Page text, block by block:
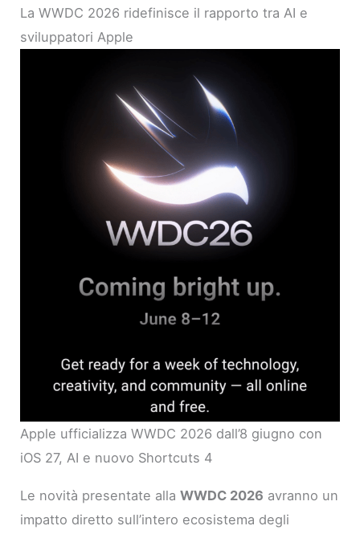
La WWDC 2026 ridefinisce il rapporto tra AI e
sviluppatori Apple
Apple ufficializza WWDC 2026 dall’8 giugno con
iOS 27, AI e nuovo Shortcuts 4
Le novità presentate allaWWDC 2026 avranno un
impatto diretto sull’intero ecosistema degli